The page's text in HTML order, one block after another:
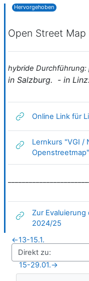
Hervorgehoben
Open Street Map
hybride Durchführung:
in Salzburg. - in
Online Link für
Lernkurs "VGI /
Openstreetmap"
Zur Evaluierung
2024/25
←13-15.1.
→
15-29.01.